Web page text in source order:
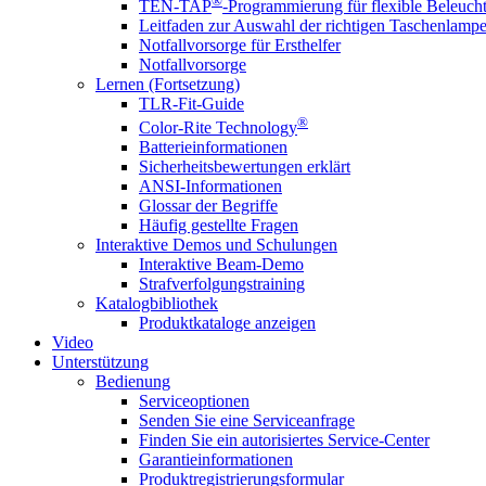
TEN-TAP -Programmierung für flexible
Leitfaden zur Auswahl der richtigen Taschenlampe
Notfallvorsorge für Ersthelfer
Notfallvorsorge
Lernen (Fortsetzung)
TLR-Fit-Guide
Color-Rite Technology®
Batterieinformationen
Sicherheitsbewertungen erklärt
ANSI-Informationen
Glossar der Begriffe
Häufig gestellte Fragen
Interaktive Demos und Schulungen
Interaktive Beam-Demo
Strafverfolgungstraining
Katalogbibliothek
Produktkataloge anzeigen
Video
Unterstützung
Bedienung
Serviceoptionen
Senden Sie eine Serviceanfrage
Finden Sie ein autorisiertes Service-Center
Garantieinformationen
Produktregistrierungsformular